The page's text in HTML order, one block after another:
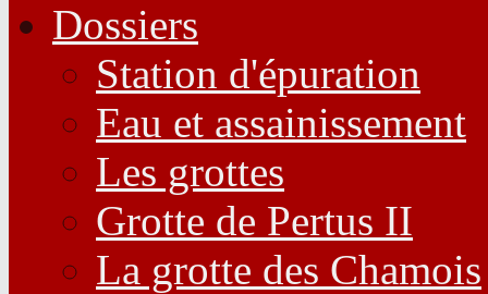
Dossiers
Station d'épuration
Eau et assainissement
Les grottes
Grotte de Pertus II
La grotte des Chamois